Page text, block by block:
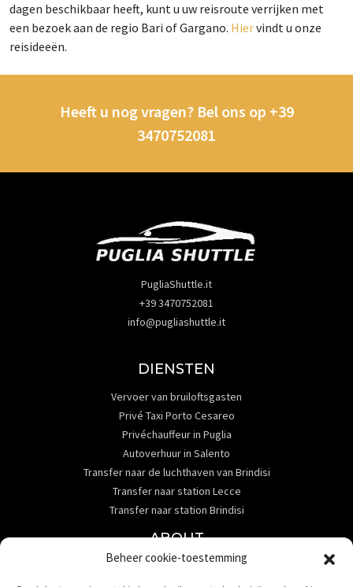
Beheer cookie-toestemming
dagen beschikbaar heeft, kunt u uw reisroute verrijken met
een bezoek aan de regio Bari of Gargano. Hiervindt u onze
reisideeën.
Heeft u nog vragen? Bel ons op +39
3470752081
PugliaShuttle.it
+39 3470752081
info@pugliashuttle.it
DIENSTEN
Vervoer van bruiloftsgasten
Privé Taxi Porto Cesareo
Privéchauffeur in Puglia
Autoverhuur in Salento
Transfer naar de luchthaven van Brindisi
Transfer naar station Lecce
Transfer naar station Brindisi
ABOUT
Contact